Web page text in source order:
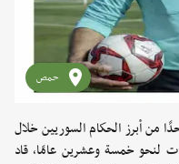
حمص
من أبرز الحكام السوريين خلال
لنحو خمسة وعشرين عامًا، قاد